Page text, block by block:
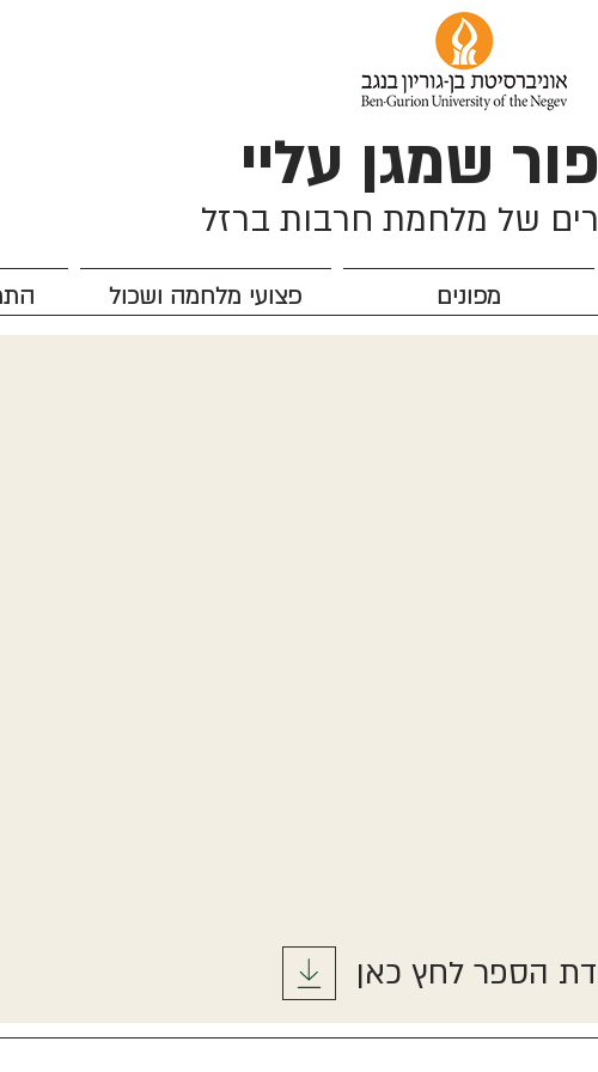
שמגן עליי
של מלחמת חרבות ברזל
פצועי מלחמה ושכול מפונים
הספר לחץ כאן